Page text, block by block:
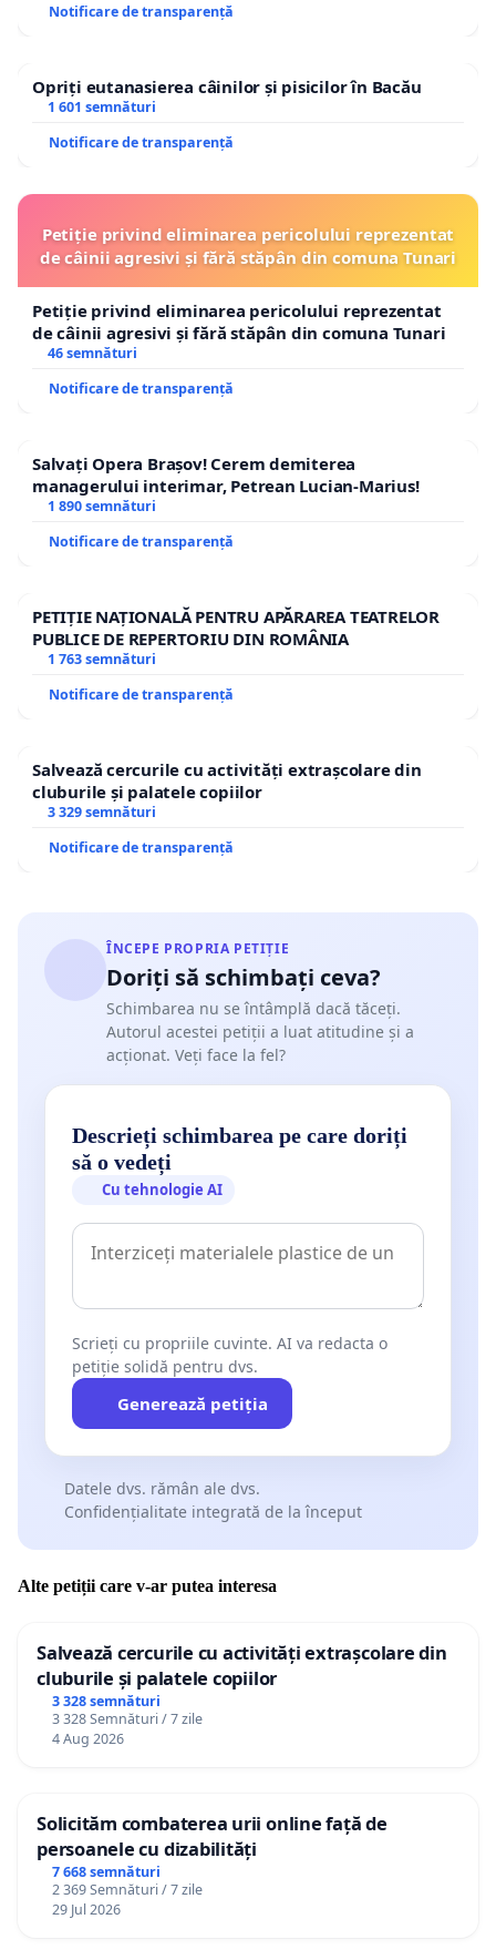
Notificare de transparență
Opriți eutanasierea câinilor și pisicilor în Bacău
1 601 semnături
Notificare de transparență
Petiție privind eliminarea pericolului reprezentat
de câinii agresivi și fără stăpân din comuna Tunari
Petiție privind eliminarea pericolului reprezentat
de câinii agresivi și fără stăpân din comuna Tunari
46 semnături
Notificare de transparență
Salvați Opera Brașov! Cerem demiterea
managerului interimar, Petrean Lucian-Marius!
1 890 semnături
Notificare de transparență
PETIȚIE NAȚIONALĂ PENTRU APĂRAREA TEATRELOR
PUBLICE DE REPERTORIU DIN ROMÂNIA
1 763 semnături
Notificare de transparență
Salvează cercurile cu activități extrașcolare din
cluburile și palatele copiilor
3 329 semnături
Notificare de transparență
ÎNCEPE PROPRIA PETIȚIE
Doriți să schimbați ceva?
Schimbarea nu se întâmplă dacă tăceți.
Autorul acestei petiții a luat atitudine și a
acționat. Veți face la fel?
Descrieți schimbarea pe care doriți
să o vedeți
Cu tehnologie AI
Scrieți cu propriile cuvinte. AI va redacta o
petiție solidă pentru dvs.
Generează petiția
Datele dvs. rămân ale dvs.
Confidențialitate integrată de la început
Alte petiții care v-ar putea interesa
Salvează cercurile cu activități extrașcolare din
cluburile și palatele copiilor
3 328 semnături
3 328 Semnături / 7 zile
4 Aug 2026
Solicităm combaterea urii online față de
persoanele cu dizabilități
7 668 semnături
2 369 Semnături / 7 zile
29 Jul 2026